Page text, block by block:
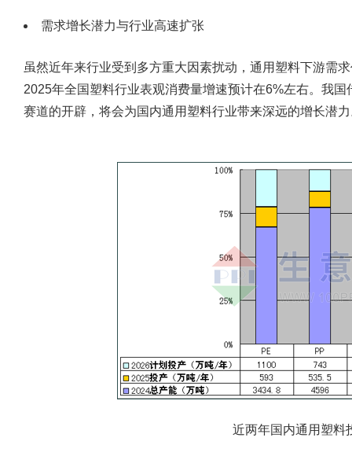
需求增长潜力与行业高速扩张
虽然近年来行业受到多方重大因素扰动，通用塑料下游需
2025年全国塑料行业表观消费量增速预计在6%左右。我
赛道的开辟，将会为国内通用塑料行业带来深远的增长潜
近两年国内通用塑料